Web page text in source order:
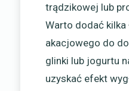
trądzikowej lub
Warto dodać kilka
akacjowego do
glinki lub jogurtu
uzyskać efekt